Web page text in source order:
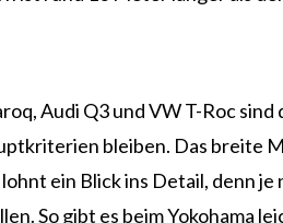
Audi Q3 und VW T-Roc
bleiben. Das
ein Blick ins Detail, denn
So gibt es beim Yokohama